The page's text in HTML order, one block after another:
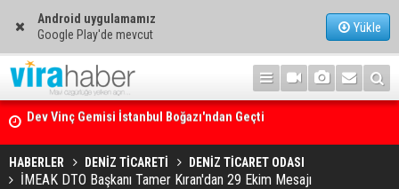
Android uygulamamız
Google Play'de mevcut
Yükle
Ege Denizi’nin En Büyük Mercan Ormanı
HABERLER DENİZ TİCARETİ DENİZ TİCARET ODASI
İMEAK DTO Başkanı Tamer Kıran'dan 29 Ekim Mesajı